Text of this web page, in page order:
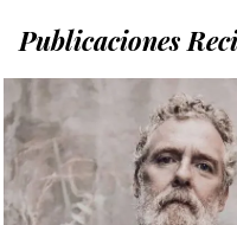
Publicaciones